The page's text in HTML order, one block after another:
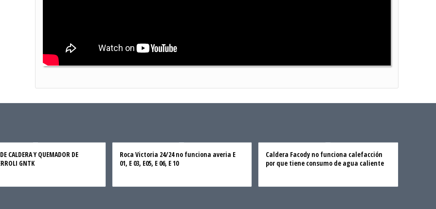
CALDERA Y QUEMADOR DE
GNTK
Roca Victoria 24/24 no funciona averia E
01, E 03, E05, E 06, E 10
Caldera Facody no funciona calefacción
por que tiene consumo de agua caliente